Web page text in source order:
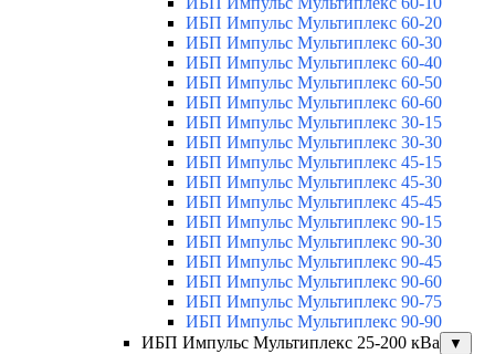
ИБП Импульс Мультиплекс 60-20
ИБП Импульс Мультиплекс 60-30
ИБП Импульс Мультиплекс 60-40
ИБП Импульс Мультиплекс 60-50
ИБП Импульс Мультиплекс 60-60
ИБП Импульс Мультиплекс 30-15
ИБП Импульс Мультиплекс 30-30
ИБП Импульс Мультиплекс 45-15
ИБП Импульс Мультиплекс 45-30
ИБП Импульс Мультиплекс 45-45
ИБП Импульс Мультиплекс 90-15
ИБП Импульс Мультиплекс 90-30
ИБП Импульс Мультиплекс 90-45
ИБП Импульс Мультиплекс 90-60
ИБП Импульс Мультиплекс 90-75
ИБП Импульс Мультиплекс 90-90
ИБП Импульс Мультиплекс 25-200 кВа
▼